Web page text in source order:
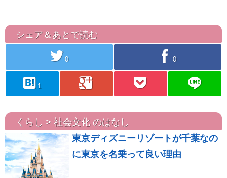
シェア＆あとで読む
twitter 0 facebook 0
hatebu 1 googleplus pocket line
くらし > 社会文化 のはなし
東京ディズニーリゾートが千葉なの
に東京を名乗って良い理由